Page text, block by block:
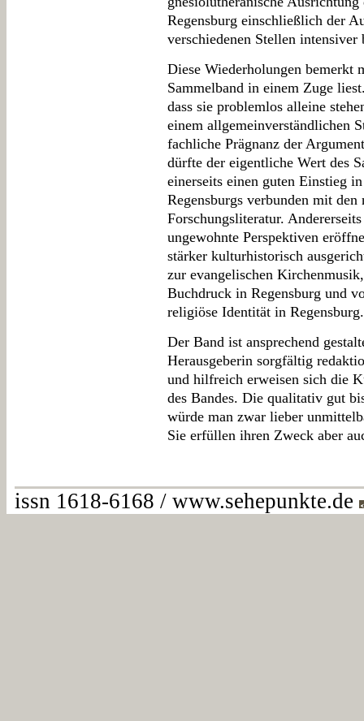
Regensburg einschließlich der
verschiedenen Stellen intensiver
Diese Wiederholungen bemerkt
Sammelband in einem Zuge
dass sie problemlos alleine
einem allgemeinverständlichen
fachliche Prägnanz der
dürfte der eigentliche Wert des
einerseits einen guten Einstieg
Regensburgs verbunden mit
Forschungsliteratur.
ungewohnte Perspektiven
stärker kulturhistorisch
zur evangelischen
Buchdruck in Regensburg und
religiöse Identität in Regensburg.
Der Band ist ansprechend
Herausgeberin sorgfältig
und hilfreich erweisen sich die
des Bandes. Die qualitativ gut
würde man zwar lieber
Sie erfüllen ihren Zweck aber
issn 1618-6168 / www.sehepunkte.de